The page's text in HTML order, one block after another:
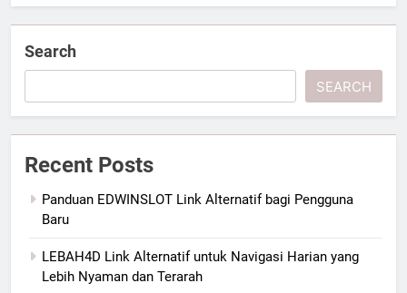
Search
SEARCH
Recent Posts
Panduan EDWINSLOT Link Alternatif bagi Pengguna
Baru
LEBAH4D Link Alternatif untuk Navigasi Harian yang
Lebih Nyaman dan Terarah